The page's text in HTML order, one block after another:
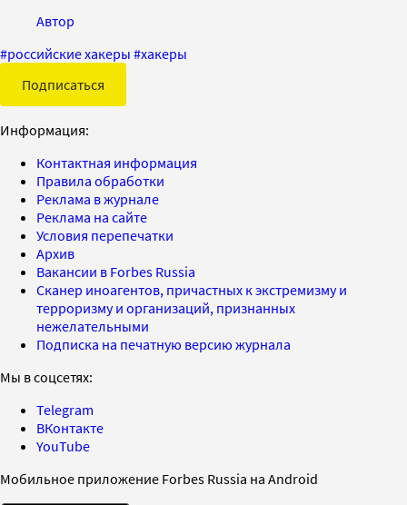
Автор
#российские хакеры #хакеры
Подписаться
Информация:
Контактная информация
Правила обработки
Реклама в журнале
Реклама на сайте
Условия перепечатки
Архив
Вакансии в Forbes Russia
Сканер иноагентов, причастных к экстремизму и
терроризму и организаций, признанных
нежелательными
Подписка на печатную версию журнала
Мы в соцсетях:
Telegram
ВКонтакте
YouTube
Мобильное приложение Forbes Russia на Android